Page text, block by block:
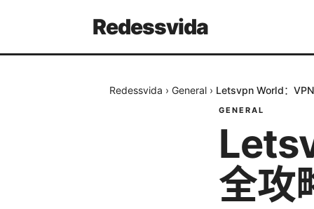
Redessvida
Redessvida › General › Letsvpn World：
GENERAL
全攻